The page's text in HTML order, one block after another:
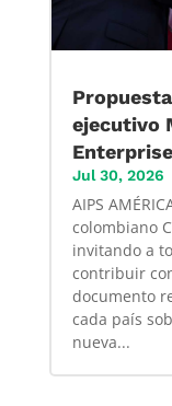
ejecutivo
Jul 30, 2026
AIPS
colombiano
invitando a
contribuir
documento
cada país
nueva...